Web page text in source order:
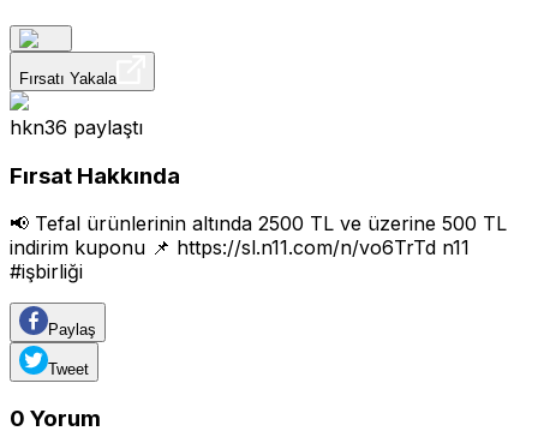
Fırsatı Yakala
hkn36 paylaştı
Fırsat Hakkında
📢 Tefal ürünlerinin altında 2500 TL ve üzerine 500 TL
indirim kuponu 📌 https://sl.n11.com/n/vo6TrTd n11
#işbirliği
Paylaş
Tweet
0 Yorum